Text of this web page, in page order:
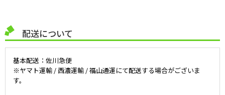
配送について
基本配送：佐川急便
※ヤマト運輸 / 西濃運輸 / 福山通運にて配送する場合がございま
す。